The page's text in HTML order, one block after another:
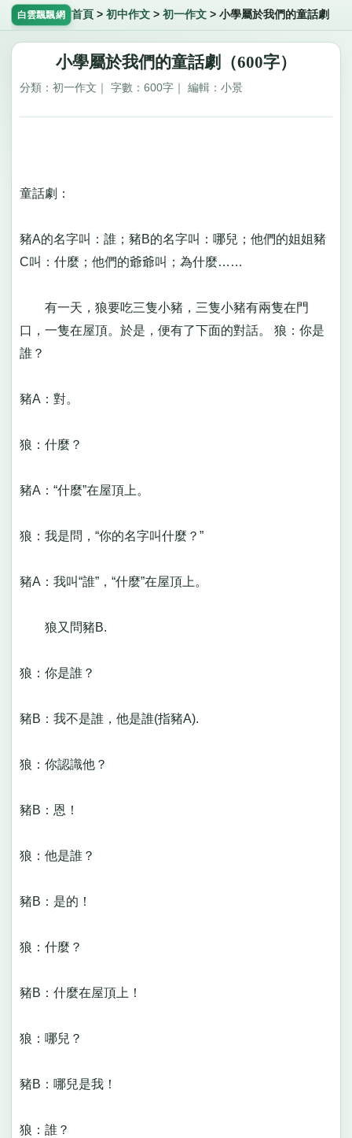
白雲飄飄網 首頁 > 初中作文> 初一作文> 小學屬於我們的童話劇
小學屬於我們的童話劇（600字）
分類：初一作文｜ 字數：600字｜ 編輯：小景
童話劇：
豬A的名字叫：誰；豬B的名字叫：哪兒；他們的姐姐豬
C叫：什麼；他們的爺爺叫；為什麼……
有一天，狼要吃三隻小豬，三隻小豬有兩隻在門
口，一隻在屋頂。於是，便有了下面的對話。 狼：你是
誰？
豬A：對。
狼：什麼？
豬A：“什麼”在屋頂上。
狼：我是問，“你的名字叫什麼？”
豬A：我叫“誰”，“什麼”在屋頂上。
狼又問豬B.
狼：你是誰？
豬B：我不是誰，他是誰(指豬A).
狼：你認識他？
豬B：恩！
狼：他是誰？
豬B：是的！
狼：什麼？
豬B：什麼在屋頂上！
狼：哪兒？
豬B：哪兒是我！
狼：誰？